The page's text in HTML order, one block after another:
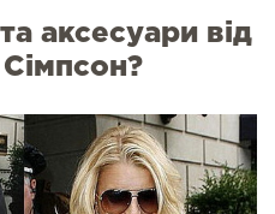
аксесуари від